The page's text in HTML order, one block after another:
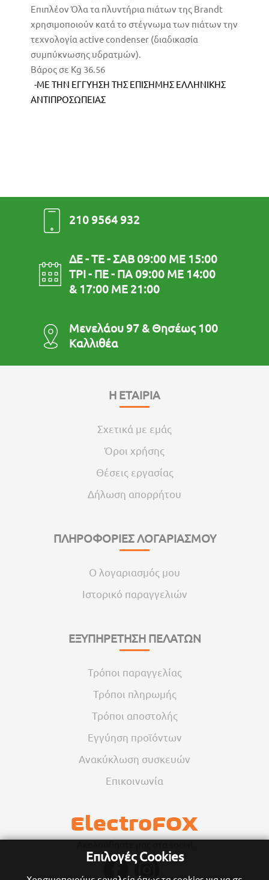
Επιπλέον Όλα τα πλυντήρια πιάτων της Brandt
χρησιμοποιούν κατά το στέγνωμα των πιάτων την
τεχνολογία active condenser (διαδικασία
συμπύκνωσης υδρατμών).
Βάρος σε Kg 36.56
-ΜΕ ΤΗΝ ΕΓΓΥΗΣΗ ΤΗΣ ΕΠΙΣΗΜΗΣ ΕΛΛΗΝΙΚΗΣ
ΑΝΤΙΠΡΟΣΩΠΕΙΑΣ
210 9564 932
ΔΕ - ΤΕ - ΣΑΒ 09:00 ΜΕ 15:00
ΤΡΙ - ΠΕ - ΠΑ 09:00 ΜΕ 14:00
& 17:00 ΜΕ 21:00
Μενελάου 97 & Θησέως 100
Καλλιθέα
Η ΕΤΑΙΡΙΑ
Σχετικά με εμάς
Όροι χρήσης
Θέσεις εργασίας
Δήλωση απορρήτου
ΠΛΗΡΟΦΟΡΙΕΣ ΛΟΓΑΡΙΑΣΜΟΥ
Ο λογαριασμός μου
Ιστορικό παραγγελιών
ΕΞΥΠΗΡΕΤΗΣΗ ΠΕΛΑΤΩΝ
Τρόποι παραγγελίας
Τρόποι πληρωμής
Τρόποι αποστολής
Εγγύηση προϊόντων
Ανακύκλωση συσκευών
Επικοινωνία
Επιλογές Cookies